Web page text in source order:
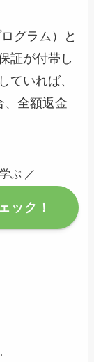
グラム）と
証が付帯し
ていれば、
、全額返金
ぶ ／
ック！